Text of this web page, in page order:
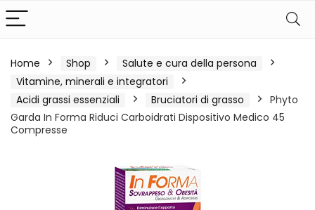
Home Shop
Salute e cura della persona
Vitamine, minerali e integratori
Acidi grassi essenziali
Bruciatori di grasso
Phyto
Garda In Forma Riduci Carboidrati Dispositivo Medico 45
Compresse